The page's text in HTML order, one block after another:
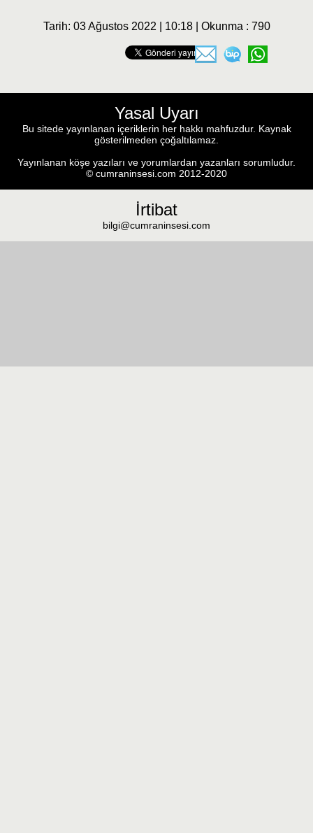
Tarih: 03 Ağustos 2022 | 10:18 | Okunma : 790
Yasal Uyarı
Bu sitede yayınlanan içeriklerin her hakkı mahfuzdur. Kaynak
gösterilmeden çoğaltılamaz.
Yayınlanan köşe yazıları ve yorumlardan yazanları sorumludur.
© cumraninsesi.com 2012-2020
İrtibat
bilgi@cumraninsesi.com